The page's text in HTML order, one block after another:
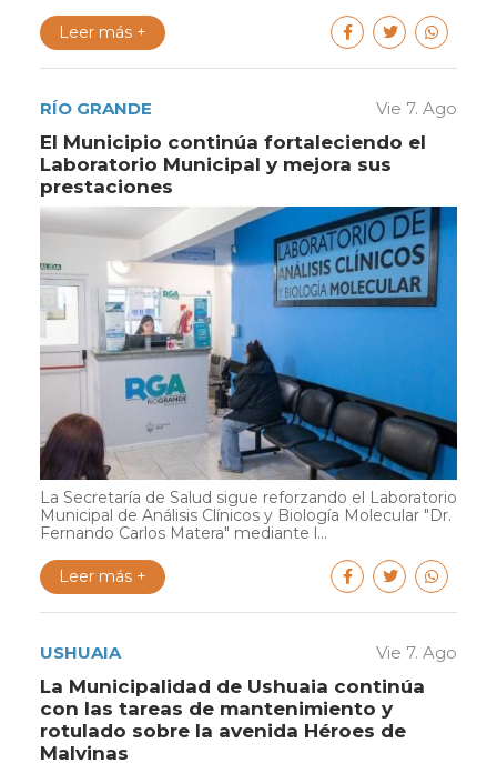
Leer más +
RÍO GRANDE Vie 7. Ago
El Municipio continúa fortaleciendo el
Laboratorio Municipal y mejora sus
prestaciones
La Secretaría de Salud sigue reforzando el Laboratorio
Municipal de Análisis Clínicos y Biología Molecular "Dr.
Fernando Carlos Matera" mediante l...
Leer más +
USHUAIA Vie 7. Ago
La Municipalidad de Ushuaia continúa
con las tareas de mantenimiento y
rotulado sobre la avenida Héroes de
Malvinas